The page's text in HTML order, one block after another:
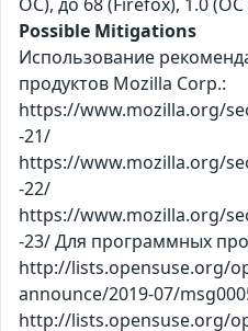
Possible Mitigations
Использование
продуктов Mozilla Corp.:
https://www.mozilla.org/
-21/
https://www.mozilla.org/
-22/
https://www.mozilla.org/
-23/ Для программных
http://lists.opensuse.org/
announce/2019-07/
http://lists.opensuse.org/